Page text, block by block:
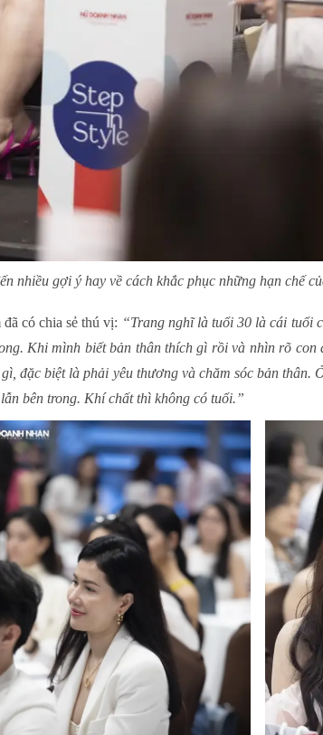
nhiều gợi ý hay về cách khắc phục những hạn chế
có chia sẻ thú vị: “Trang nghĩ là tuổi 30 là cái tuổi
Khi mình biết bản thân thích gì rồi và nhìn rõ
đặc biệt là phải yêu thương và chăm sóc bản thân.
bên trong. Khí chất thì không có tuổi.”